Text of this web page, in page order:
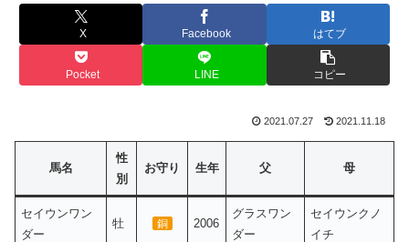
X Facebook はてブ
Pocket LINE コピー
2021.07.27 2021.11.18
馬名
性
別
お守り 生年 父 母
セイウンワン
ダー
牡 銅 2006
グラスワン
ダー
セイウンクノ
イチ